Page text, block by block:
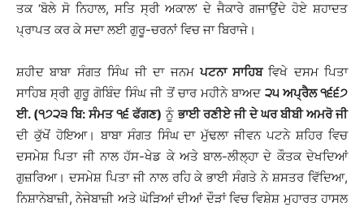
ਤਕ ‘ਬੋਲੇ ਸੋ ਨਿਹਾਲ, ਸਤਿ ਸ੍ਰੀ ਅਕਾਲ’ ਦੇ ਜੈਕਾਰੇ ਗਜਾਉਂਦੇ ਹੋਏ ਸ਼ਹਾਦਤ
ਪ੍ਰਾਪਤ ਕਰ ਕੇ ਸਦਾ ਲਈ ਗੁਰੂ-ਚਰਨਾਂ ਵਿਚ ਜਾ ਬਿਰਾਜੇ।
ਸ਼ਹੀਦ ਬਾਬਾ ਸੰਗਤ ਸਿੰਘ ਜੀ ਦਾ ਜਨਮਪਟਨਾ ਸਾਹਿਬਵਿਖੇ ਦਸਮ ਪਿਤਾ
ਸਾਹਿਬ ਸ੍ਰੀ ਗੁਰੂ ਗੋਬਿੰਦ ਸਿੰਘ ਜੀ ਤੋਂ ਚਾਰ ਮਹੀਨੇ ਬਾਅਦ੨੫ ਅਪ੍ਰੈਲ ੧੬੬੭
ਈ. (੧੭੨੩ ਬਿ: ਸੰਮਤ ੧੬ ਫੱਗਣ) ਨੂੰਭਾਈ ਰਣੀਏ ਜੀ ਦੇ ਘਰ ਬੀਬੀ ਅਮਰੋ ਜੀ
ਦੀ ਕੁੱਖੋਂ ਹੋਇਆ। ਬਾਬਾ ਸੰਗਤ ਸਿੰਘ ਦਾ ਮੁੱਢਲਾ ਜੀਵਨ ਪਟਨੇ ਸ਼ਹਿਰ ਵਿਚ
ਦਸਮੇਸ਼ ਪਿਤਾ ਜੀ ਨਾਲ ਹੱਸ-ਖੇਡ ਕੇ ਅਤੇ ਬਾਲ-ਲੀਲ੍ਹਾ ਦੇ ਕੌਤਕ ਦੇਖਦਿਆਂ
ਗੁਜ਼ਰਿਆ। ਦਸਮੇਸ਼ ਪਿਤਾ ਜੀ ਨਾਲ ਰਹਿ ਕੇ ਭਾਈ ਸੰਗਤੇ ਨੇ ਸ਼ਸਤਰ ਵਿੱਦਿਆ,
ਨਿਸ਼ਾਨੇਬਾਜ਼ੀ, ਨੇਜੇਬਾਜ਼ੀ ਅਤੇ ਘੋੜਿਆਂ ਦੀਆਂ ਦੌੜਾਂ ਵਿਚ ਵਿਸ਼ੇਸ਼ ਮੁਹਾਰਤ ਹਾਸਲ